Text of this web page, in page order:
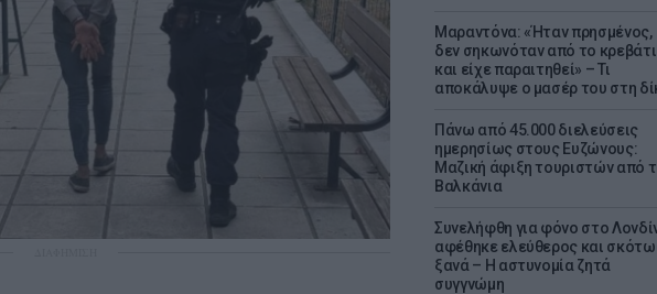
Μαραντόνα: «Ήταν πρησμένος,
δεν σηκωνόταν από το κρεβάτι
και είχε παραιτηθεί» – Τι
αποκάλυψε ο μασέρ του στη
Πάνω από 45.000 διελεύσεις
ημερησίως στους Ευζώνους:
Μαζική άφιξη τουριστών από
Βαλκάνια
Συνελήφθη για φόνο στο
αφέθηκε ελεύθερος και
ξανά – Η αστυνομία ζητά
συγγνώμη